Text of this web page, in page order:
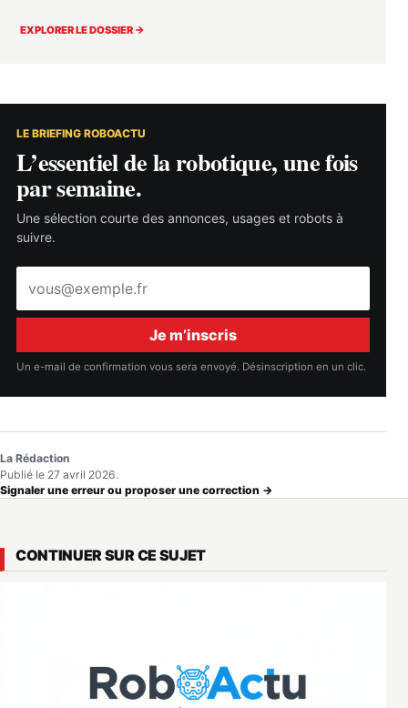
EXPLORER LE DOSSIER →
LE BRIEFING ROBOACTU
L’essentiel de la robotique, une fois
par semaine.
Une sélection courte des annonces, usages et robots à
suivre.
mail
Je m’inscris
Un e-mail de confirmation vous sera envoyé. Désinscription en un clic.
La Rédaction
Publié le 27 avril 2026.
Signaler une erreur ou proposer une correction →
CONTINUER SUR CE SUJET